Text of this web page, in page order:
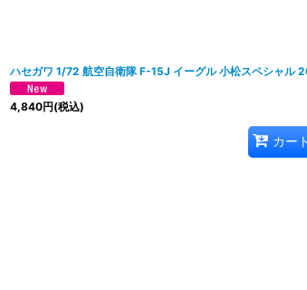
ハセガワ 1/72 航空自衛隊 F-15J イーグル 小松スペシャル
4,840円(税込)
カー